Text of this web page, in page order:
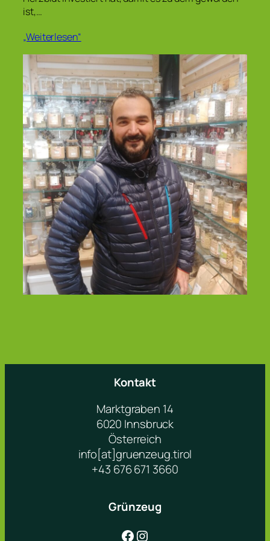
ist,…
„Weiterlesen“
Kontakt
Marktgraben 14
6020 Innsbruck
Österreich
info[at]gruenzeug.tirol
+43 676 671 3660
Grünzeug
Facebook Instagram